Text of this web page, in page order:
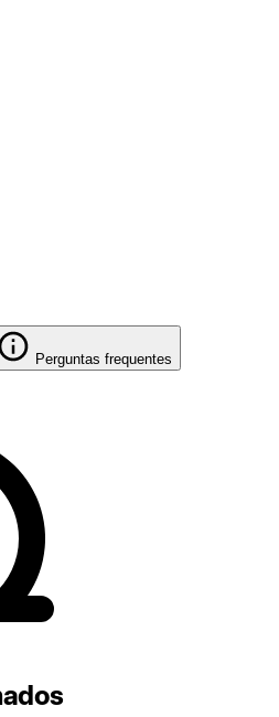
Perguntas frequentes